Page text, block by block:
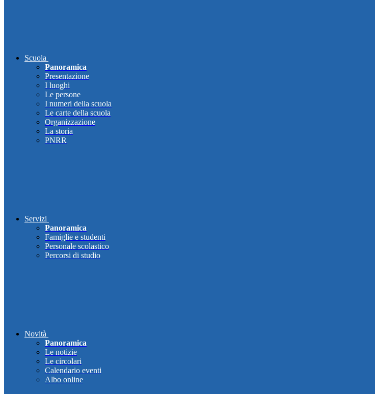
Scuola
Panoramica
Presentazione
I luoghi
Le persone
I numeri della scuola
Le carte della scuola
Organizzazione
La storia
PNRR
Servizi
Panoramica
Famiglie e studenti
Personale scolastico
Percorsi di studio
Novità
Panoramica
Le notizie
Le circolari
Calendario eventi
Albo online